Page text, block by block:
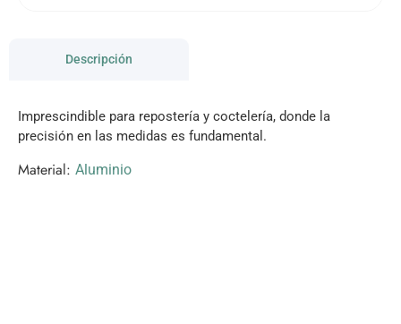
Descripción
Imprescindible para repostería y coctelería, donde la
precisión en las medidas es fundamental.
Material: Aluminio